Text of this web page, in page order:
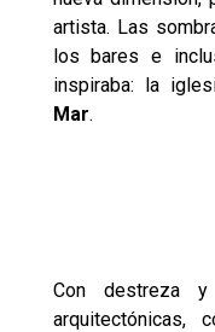
artista. Las
los bares e
inspiraba: la
Mar.
Con destreza
arquitectónicas,